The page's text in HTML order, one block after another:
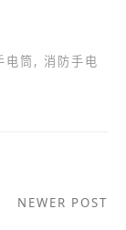
电筒, 消防手电
NEWER POST